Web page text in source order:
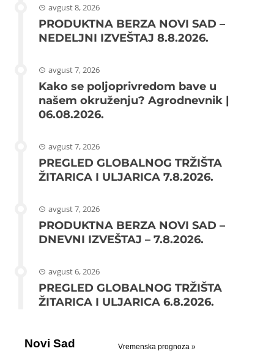
avgust 8, 2026
PRODUKTNA BERZA NOVI SAD –
NEDELJNI IZVEŠTAJ 8.8.2026.
avgust 7, 2026
Kako se poljoprivredom bave u
našem okruženju? Agrodnevnik |
06.08.2026.
avgust 7, 2026
PREGLED GLOBALNOG TRŽIŠTA
ŽITARICA I ULJARICA 7.8.2026.
avgust 7, 2026
PRODUKTNA BERZA NOVI SAD –
DNEVNI IZVEŠTAJ – 7.8.2026.
avgust 6, 2026
PREGLED GLOBALNOG TRŽIŠTA
ŽITARICA I ULJARICA 6.8.2026.